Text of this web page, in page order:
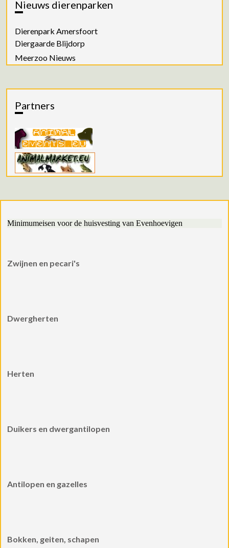
Nieuws dierenparken
Dierenpark Amersfoort
Diergaarde Blijdorp
Meerzoo Nieuws
Partners
Minimumeisen voor de huisvesting van Evenhoevigen
Zwijnen en pecari's
Dwergherten
Herten
Duikers en dwergantilopen
Antilopen en gazelles
Bokken, geiten, schapen